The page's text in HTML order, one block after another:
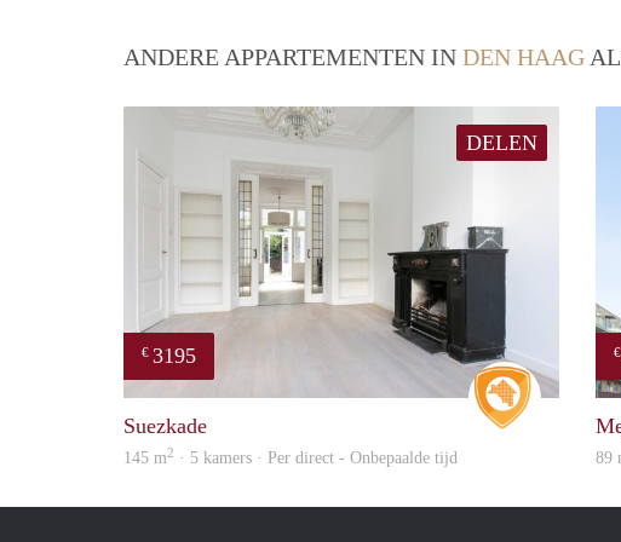
ANDERE APPARTEMENTEN IN DEN HAAG
DELEN
€ 3195
Real Estate
Suezkade
145 m2 · 5 kamers · Per direct - Onbepaalde tijd
€
89